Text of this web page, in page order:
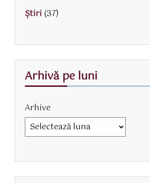
Știri (37)
Arhivă pe luni
Arhive